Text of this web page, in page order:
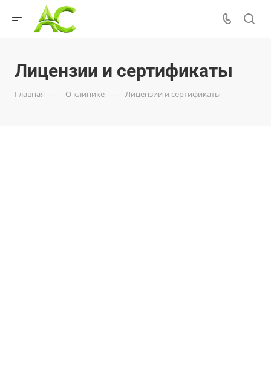
Лицензии и сертификаты
Главная — О клинике — Лицензии и сертификаты